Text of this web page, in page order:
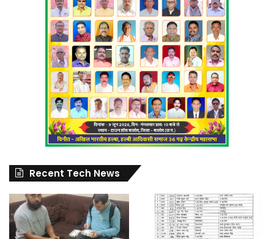
Recent Tech News